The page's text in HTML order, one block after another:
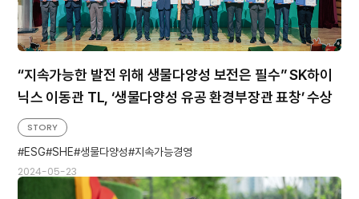
“지속가능한 발전 위해 생물다양성 보전은 필수” SK하이
닉스 이동관 TL, ‘생물다양성 유공 환경부장관 표창’ 수상
2024-05-23
STORY
ESG SHE 생물다양성 지속가능경영